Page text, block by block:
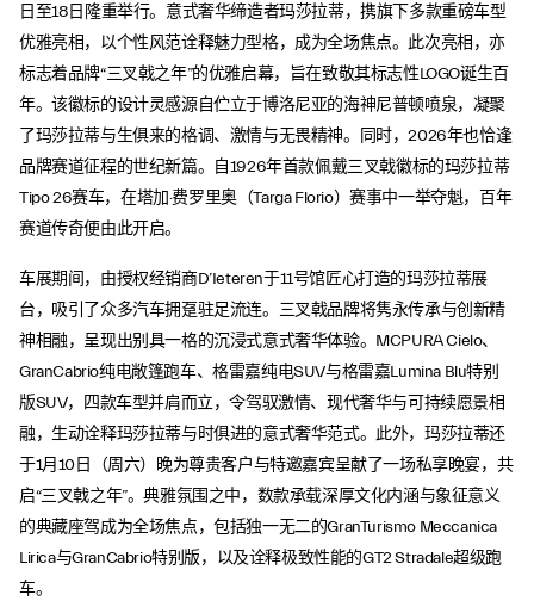
日至18日隆重举行。意式奢华缔造者玛莎拉蒂，携旗下多款重磅车型
优雅亮相，以个性风范诠释魅力型格，成为全场焦点。此次亮相，亦
标志着品牌“三叉戟之年”的优雅启幕，旨在致敬其标志性LOGO诞生百
年。该徽标的设计灵感源自伫立于博洛尼亚的海神尼普顿喷泉，凝聚
了玛莎拉蒂与生俱来的格调、激情与无畏精神。同时，2026年也恰逢
品牌赛道征程的世纪新篇。自1926年首款佩戴三叉戟徽标的玛莎拉蒂
Tipo 26赛车，在塔加·费罗里奥（Targa Florio）赛事中一举夺魁，百年
赛道传奇便由此开启。
车展期间，由授权经销商D’Ieteren于11号馆匠心打造的玛莎拉蒂展
台，吸引了众多汽车拥趸驻足流连。三叉戟品牌将隽永传承与创新精
神相融，呈现出别具一格的沉浸式意式奢华体验。MCPURA Cielo、
GranCabrio纯电敞篷跑车、格雷嘉纯电SUV与格雷嘉Lumina Blu特别
版SUV，四款车型并肩而立，令驾驭激情、现代奢华与可持续愿景相
融，生动诠释玛莎拉蒂与时俱进的意式奢华范式。此外，玛莎拉蒂还
于1月10日（周六）晚为尊贵客户与特邀嘉宾呈献了一场私享晚宴，共
启“三叉戟之年”。典雅氛围之中，数款承载深厚文化内涵与象征意义
的典藏座驾成为全场焦点，包括独一无二的GranTurismo Meccanica
Lirica与GranCabrio特别版，以及诠释极致性能的GT2 Stradale超级跑
车。